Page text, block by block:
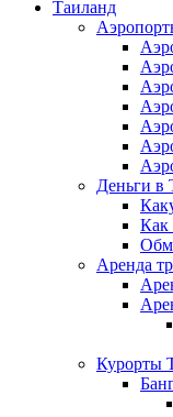
Таиланд
Деньги в
Как
Аренда
Курорты